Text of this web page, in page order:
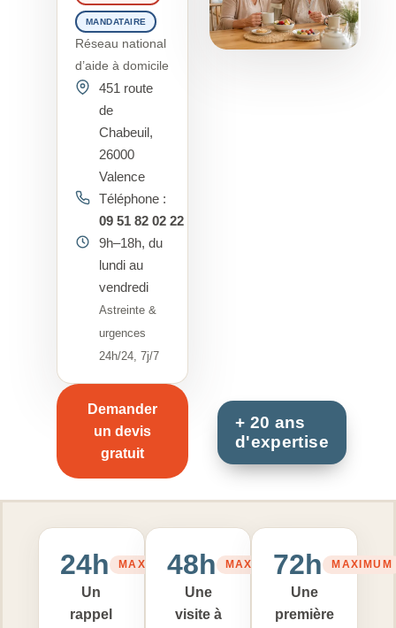
MANDATAIRE
Réseau national
d’aide à domicile
451 route
de
Chabeuil,
26000
Valence
Téléphone :
09 51 82 02 22
9h–18h, du
lundi au
vendredi
Astreinte &
urgences
24h/24, 7j/7
Demander
un devis
gratuit
24h MAXIMUM
Un
rappel
48h MAXIMUM
Une
visite à
72h MAXIMUM
Une
première